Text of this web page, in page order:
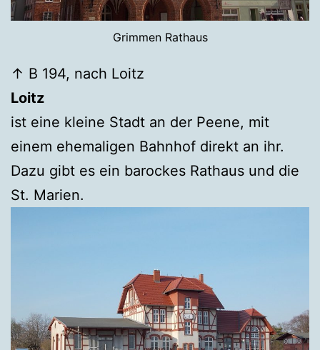
Grimmen Rathaus
↑ B 194, nach Loitz
Loitz
ist eine kleine Stadt an der Peene, mit
einem ehemaligen Bahnhof direkt an ihr.
Dazu gibt es ein barockes Rathaus und die
St. Marien.